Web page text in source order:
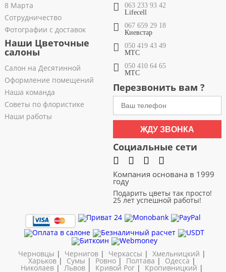
8 Марта
Сотрудничество
Фотографии с доставок
Наши Цветочные
салоны
Салон на Десятинной
Оформление помещений
Наша команда
Советы по флористике
Наши работы
063 233 93 42
Lifecell
067 659 29 18
Киевстар
050 419 43 49
МТС
050 410 64 65
МТС
Перезвонить вам ?
ЖДУ ЗВОНКА
Социальные сети
Компания основана в 1999
году
Подарить цветы так просто!
25 лет успешной работы!
Черновцы | Чернигов | Черкассы | Хмельницкий |
Харьков| Сумы | Ровно | Полтава | Одесса |
Николаев | Львов Кривой Рог | Кропивницкий |